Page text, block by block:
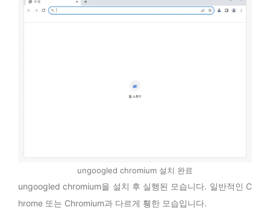
ungoogled chromium 설치 완료
ungoogled chromium을 설치 후 실행된 모습니다. 일반적인 C
hrome 또는 Chromium과 다르게 휑한 모습입니다.